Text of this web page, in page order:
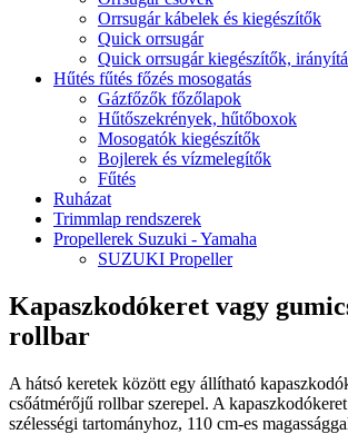
Orrsugár kábelek és kiegészítők
Quick orrsugár
Quick orrsugár kiegészítők,
Hűtés fűtés főzés mosogatás
Gázfőzők főzőlapok
Hűtőszekrények, hűtőboxok
Mosogatók kiegészítők
Bojlerek és vízmelegítők
Fűtés
Ruházat
Trimmlap rendszerek
Propellerek Suzuki - Yamaha
SUZUKI Propeller
Kapaszkodókeret vagy
rollbar
A hátsó keretek között egy állítható
csőátmérőjű rollbar szerepel. A
szélességi tartományhoz, 110 cm-es